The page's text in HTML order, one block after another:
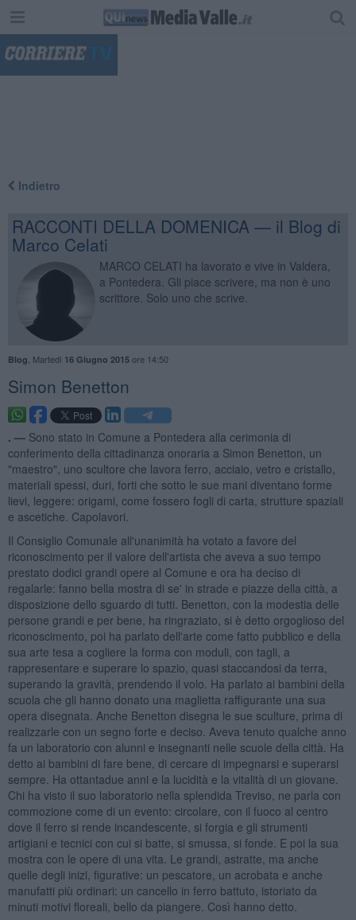
Indietro
RACCONTI DELLA DOMENICA — il Blog di
Marco Celati
MARCO CELATI ha lavorato e vive in Valdera,
a Pontedera. Gli piace scrivere, ma non è uno
scrittore. Solo uno che scrive.
Blog Martedì 16 Giugno 2015ore 14:50
Simon Benetton
. — Sono stato in Comune a Pontedera alla cerimonia di
conferimento della cittadinanza onoraria a Simon Benetton, un
"maestro", uno scultore che lavora ferro, acciaio, vetro e cristallo,
materiali spessi, duri, forti che sotto le sue mani diventano forme
lievi, leggere: origami, come fossero fogli di carta, strutture spaziali
e ascetiche. Capolavori.
Il Consiglio Comunale all'unanimità ha votato a favore del
riconoscimento per il valore dell'artista che aveva a suo tempo
prestato dodici grandi opere al Comune e ora ha deciso di
regalarle: fanno bella mostra di se' in strade e piazze della città, a
disposizione dello sguardo di tutti. Benetton, con la modestia delle
persone grandi e per bene, ha ringraziato, si è detto orgoglioso del
riconoscimento, poi ha parlato dell'arte come fatto pubblico e della
sua arte tesa a cogliere la forma con moduli, con tagli, a
rappresentare e superare lo spazio, quasi staccandosi da terra,
superando la gravità, prendendo il volo. Ha parlato ai bambini della
scuola che gli hanno donato una maglietta raffigurante una sua
opera disegnata. Anche Benetton disegna le sue sculture, prima di
realizzarle con un segno forte e deciso. Aveva tenuto qualche anno
fa un laboratorio con alunni e insegnanti nelle scuole della città. Ha
detto ai bambini di fare bene, di cercare di impegnarsi e superarsi
sempre. Ha ottantadue anni e la lucidità e la vitalità di un giovane.
Chi ha visto il suo laboratorio nella splendida Treviso, ne parla con
commozione come di un evento: circolare, con il fuoco al centro
dove il ferro si rende incandescente, si forgia e gli strumenti
artigiani e tecnici con cui si batte, si smussa, si fonde. E poi la sua
mostra con le opere di una vita. Le grandi, astratte, ma anche
quelle degli inizi, figurative: un pescatore, un acrobata e anche
manufatti più ordinari: un cancello in ferro battuto, istoriato da
minuti motivi floreali, bello da piangere. Così hanno detto.